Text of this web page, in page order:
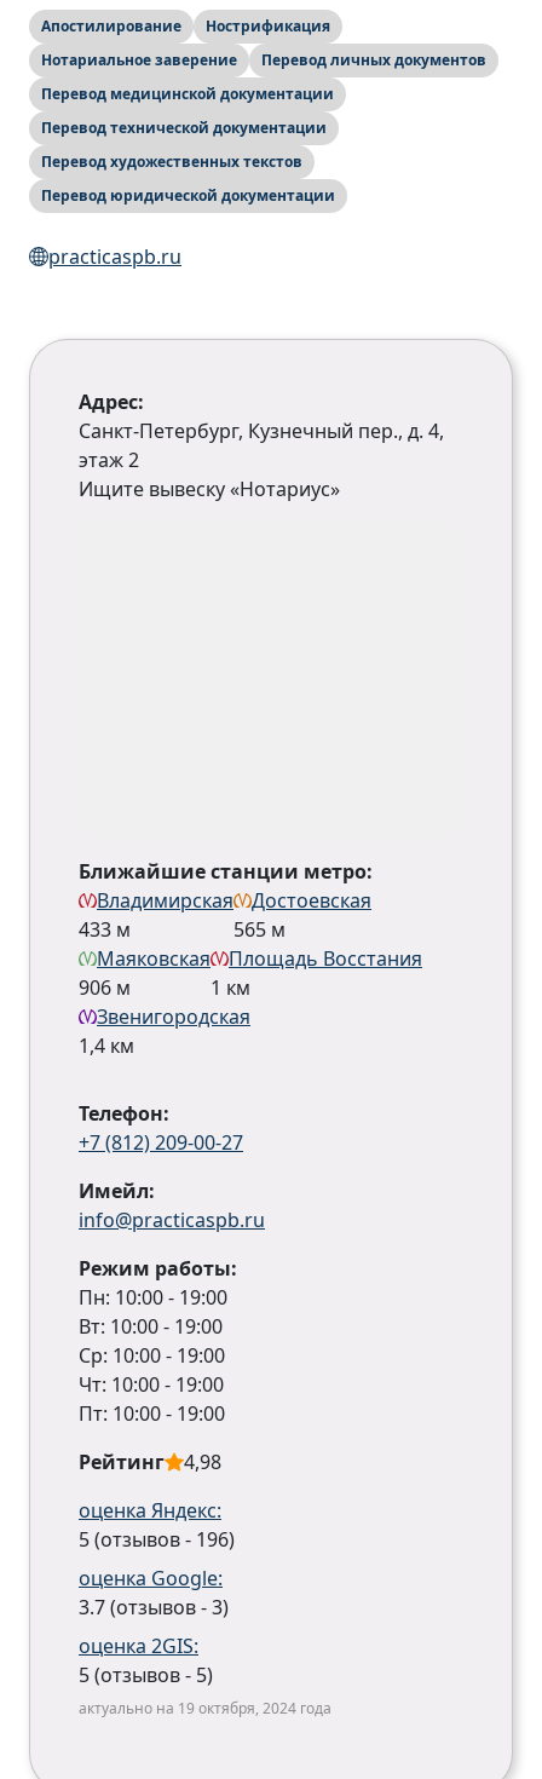
Апостилирование
Нострификация
Нотариальное заверение
Перевод личных документов
Перевод медицинской документации
Перевод технической документации
Перевод художественных текстов
Перевод юридической документации
practicaspb.ru
Адрес:
Санкт-Петербург, Кузнечный пер., д. 4,
этаж 2
Ищите вывеску «Нотариус»
Ближайшие станции метро:
Владимирская
433 м
Достоевская
565 м
Маяковская
906 м
Площадь Восстания
1 км
Звенигородская
1,4 км
Телефон:
+7 (812) 209-00-27
Имейл:
info@practicaspb.ru
Режим работы:
Пн: 10:00 - 19:00
Вт: 10:00 - 19:00
Ср: 10:00 - 19:00
Чт: 10:00 - 19:00
Пт: 10:00 - 19:00
Рейтинг
4,98
оценка Яндекс:
5 (отзывов - 196)
оценка Google:
3.7 (отзывов - 3)
оценка 2GIS:
5 (отзывов - 5)
актуально на 19 октября, 2024 года